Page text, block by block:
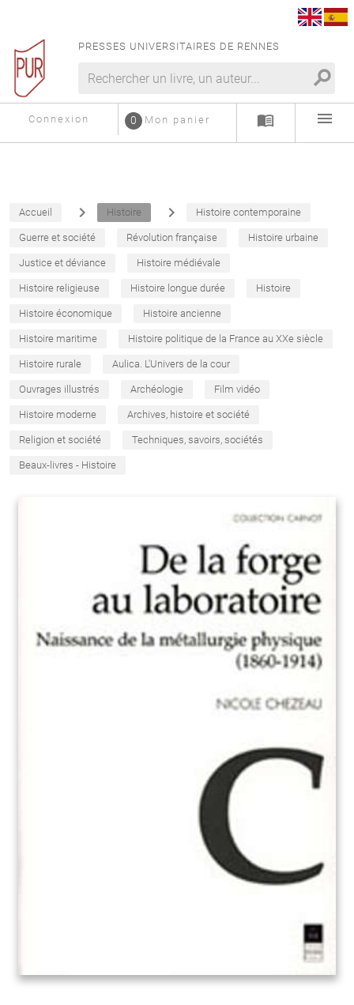
PRESSES UNIVERSITAIRES DE RENNES
search
Connexion Mon panier
0 menu_book menu
Accueil navigate_next Histoire navigate_next Histoire contemporaine
Guerre et société Révolution française Histoire urbaine
Justice et déviance Histoire médiévale
Histoire religieuse Histoire longue durée Histoire
Histoire économique Histoire ancienne
Histoire maritime Histoire politique de la France au XXe siècle
Histoire rurale Aulica. L'Univers de la cour
Ouvrages illustrés Archéologie Film vidéo
Histoire moderne Archives, histoire et société
Religion et société Techniques, savoirs, sociétés
Beaux-livres - Histoire